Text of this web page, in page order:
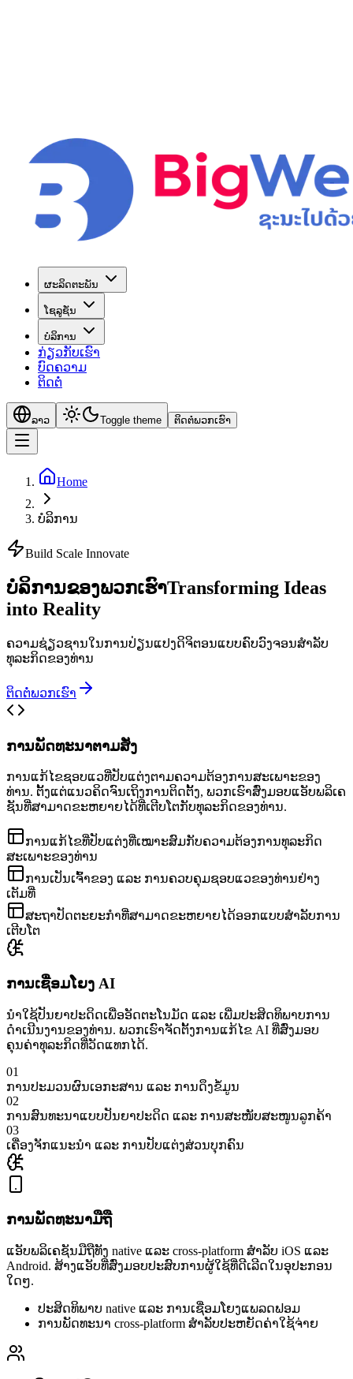
ຜະລິດຕະພັນ
ໂຊລູຊັ່ນ
ບໍລິການ
ກ່ຽວກັບເຮົາ
ບົດຄວາມ
ຕິດຕໍ່
ລາວ Toggle theme ຕິດຕໍ່ພວກເຮົາ
Home
ບໍລິການ
Build Scale Innovate
ບໍລິການຂອງພວກເຮົາTransforming Ideas
into Reality
ຄວາມຊ່ຽວຊານໃນການປ່ຽນແປງດິຈິຕອນແບບຄົບວົງຈອນສຳລັບ
ທຸລະກິດຂອງທ່ານ
ຕິດຕໍ່ພວກເຮົາ
ການພັດທະນາຕາມສັ່ງ
ການແກ້ໄຂຊອບແວທີ່ປັບແຕ່ງຕາມຄວາມຕ້ອງການສະເພາະຂອງ
ທ່ານ. ຕັ້ງແຕ່ແນວຄິດຈົນເຖິງການຕິດຕັ້ງ, ພວກເຮົາສົ່ງມອບແອັບພລິເຄ
ຊັນທີ່ສາມາດຂະຫຍາຍໄດ້ທີ່ເຕີບໂຕກັບທຸລະກິດຂອງທ່ານ.
ການແກ້ໄຂທີ່ປັບແຕ່ງທີ່ເໝາະສົມກັບຄວາມຕ້ອງການທຸລະກິດ
ສະເພາະຂອງທ່ານ
ການເປັນເຈົ້າຂອງ ແລະ ການຄວບຄຸມຊອບແວຂອງທ່ານຢ່າງ
ເຕັມທີ່
ສະຖາປັດຕະຍະກຳທີ່ສາມາດຂະຫຍາຍໄດ້ອອກແບບສຳລັບການ
ເຕີບໂຕ
ການເຊື່ອມໂຍງ AI
ນຳໃຊ້ປັນຍາປະດິດເພື່ອອັດຕະໂນມັດ ແລະ ເພີ່ມປະສິດທິພາບການ
ດຳເນີນງານຂອງທ່ານ. ພວກເຮົາຈັດຕັ້ງການແກ້ໄຂ AI ທີ່ສົ່ງມອບ
ຄຸນຄ່າທຸລະກິດທີ່ວັດແທກໄດ້.
01
ການປະມວນຜົນເອກະສານ ແລະ ການດຶງຂໍ້ມູນ
02
ການສົນທະນາແບບປັນຍາປະດິດ ແລະ ການສະໜັບສະໜູນລູກຄ້າ
03
ເຄື່ອງຈັກແນະນຳ ແລະ ການປັບແຕ່ງສ່ວນບຸກຄົນ
ການພັດທະນາມືຖື
ແອັບພລິເຄຊັນມືຖືທັງ native ແລະ cross-platform ສຳລັບ iOS ແລະ
Android. ສ້າງແອັບທີ່ສົ່ງມອບປະສົບການຜູ້ໃຊ້ທີ່ດີເລີດໃນອຸປະກອນ
ໃດໆ.
ປະສິດທິພາບ native ແລະ ການເຊື່ອມໂຍງແພລດຟອມ
ການພັດທະນາ cross-platform ສຳລັບປະຫຍັດຄ່າໃຊ້ຈ່າຍ